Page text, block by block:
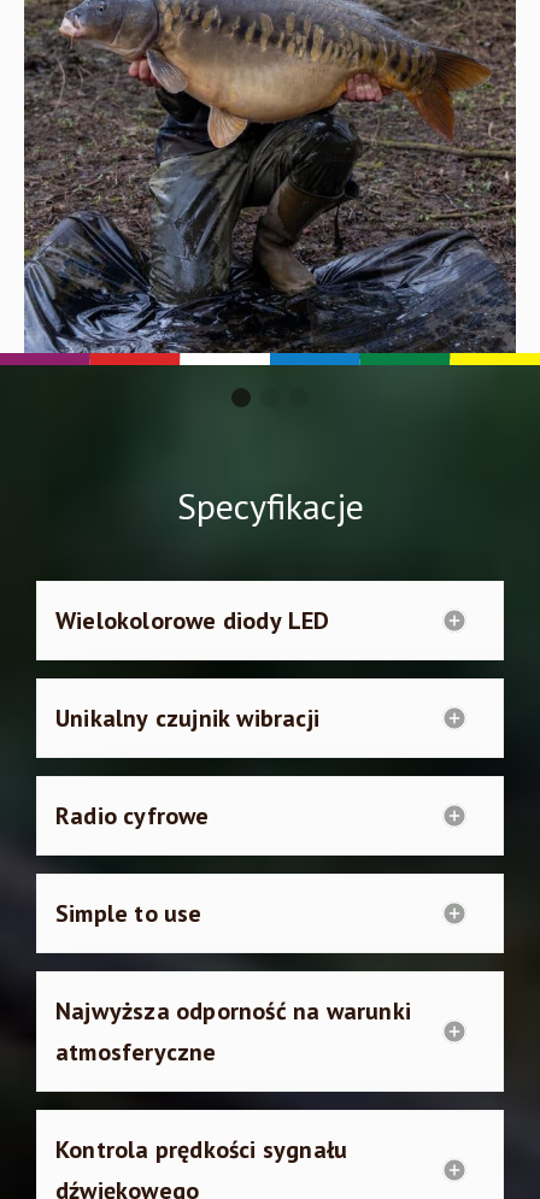
Specyfikacje
Wielokolorowe diody LED
Unikalny czujnik wibracji
Radio cyfrowe
Simple to use
Najwyższa odporność na warunki
atmosferyczne
Kontrola prędkości sygnału
dźwiękowego